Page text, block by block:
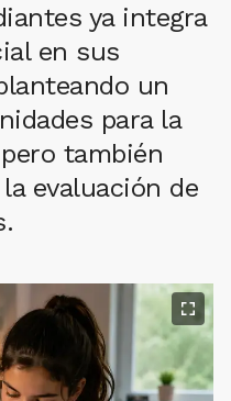
ya integra
en sus
un
para la
también
evaluación de